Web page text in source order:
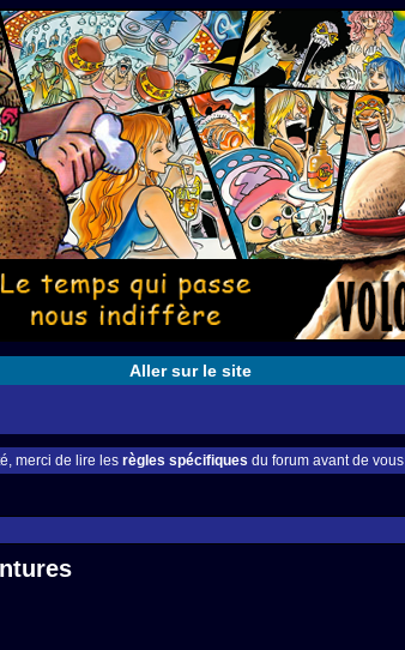
Aller sur le site
merci de lire les règles spécifiques du forum avant de vous